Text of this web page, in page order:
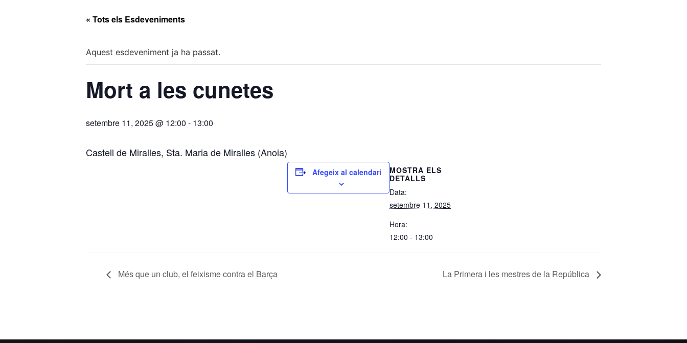
« Tots els Esdeveniments
Aquest esdeveniment ja ha passat.
Mort a les cunetes
setembre 11, 2025 @ 12:00 - 13:00
Castell de Miralles, Sta. Maria de Miralles (Anoia)
Afegeix al calendari
MOSTRA ELS
DETALLS
Data:
setembre 11, 2025
Hora:
12:00 - 13:00
Més que un club, el feixisme contra el Barça La Primera i les mestres de la República